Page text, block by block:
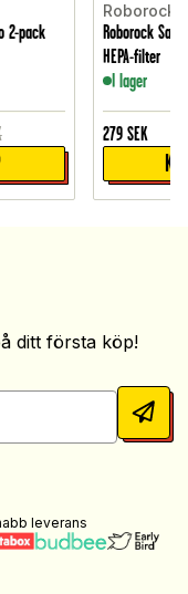
2-pack
Roborock
Roborock
HEPA-filter
I lager
279 SEK
ditt första köp!
leverans